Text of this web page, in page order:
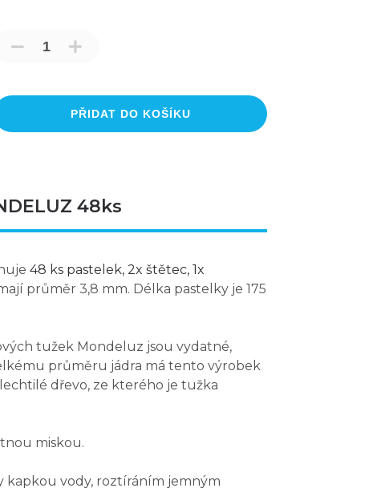
PŘIDAT DO KOŠÍKU
48ks
48 ks pastelek, 2x štětec, 1x
průměr 3,8 mm. Délka pastelky je 175
tužek Mondeluz jsou vydatné,
průměru jádra má tento výrobek
dřevo, ze kterého je tužka
miskou.
vody, roztíráním jemným